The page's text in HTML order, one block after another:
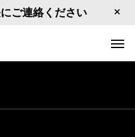
ご連絡ください